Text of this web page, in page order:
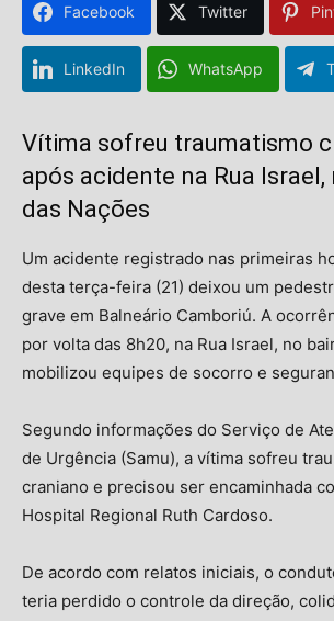
Facebook Twitter
LinkedIn WhatsApp
Vítima sofreu traumatismo
após acidente na Rua Israel,
das Nações
Um acidente registrado nas primeiras
desta terça-feira (21) deixou um
grave em Balneário Camboriú. A
por volta das 8h20, na Rua Israel, no
mobilizou equipes de socorro e
Segundo informações do Serviço de
de Urgência (Samu), a vítima sofreu
craniano e precisou ser encaminhada
Hospital Regional Ruth Cardoso.
De acordo com relatos iniciais, o
teria perdido o controle da direção,